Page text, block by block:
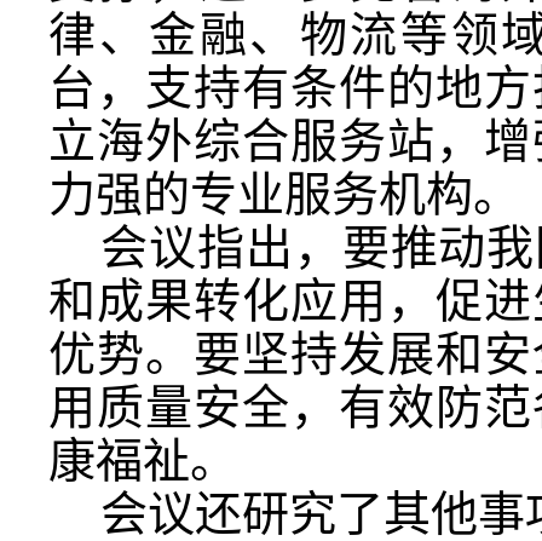
律、金融、物流等领
台，支持有条件的地
立海外综合服务站，
力强的专业服务机构。
会议指出，要推动
和成果转化应用，促
优势。要坚持发展和
用质量安全，有效防
康福祉。
会议还研究了其他事